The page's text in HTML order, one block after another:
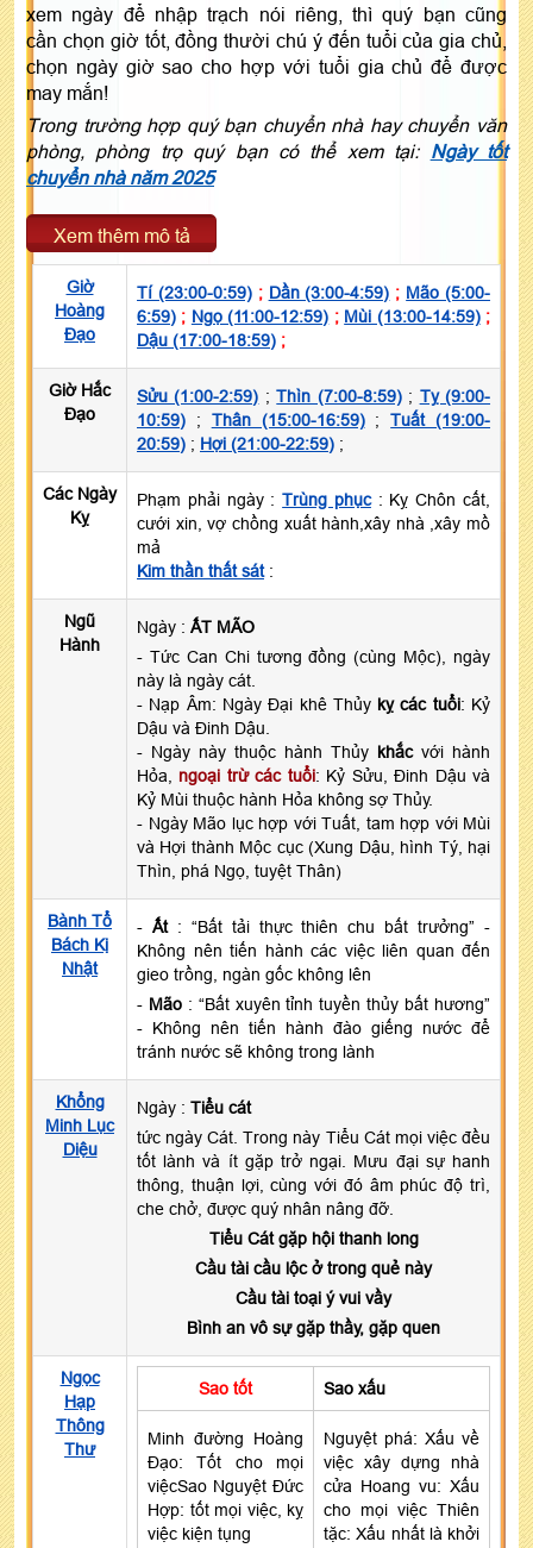
xem ngày để nhập trạch nói riêng, thì quý bạn cũng
cần chọn giờ tốt, đồng thười chú ý đến tuổi của gia chủ,
chọn ngày giờ sao cho hợp với tuổi gia chủ để được
may mắn!
Trong trường hợp quý bạn chuyển nhà hay chuyển văn
phòng, phòng trọ quý bạn có thể xem tại: Ngày tốt
chuyển nhà năm 2025
Xem thêm mô tả
Giờ
Hoàng
Đạo
Tí (23:00-0:59); Dần (3:00-4:59) ; Mão (5:00-
6:59) ; Ngọ (11:00-12:59) ; Mùi (13:00-14:59);
Dậu (17:00-18:59) ;
Giờ Hắc
Đạo
Sửu (1:00-2:59) ;Thìn (7:00-8:59); Tỵ (9:00-
10:59) ; Thân (15:00-16:59);Tuất (19:00-
20:59) ; Hợi (21:00-22:59) ;
Các Ngày
Kỵ
Phạm phải ngày : Trùng phục: Kỵ Chôn cất,
cưới xin, vợ chồng xuất hành,xây nhà ,xây mồ
mả
Kim thần thất sát:
Ngũ
Hành
Ngày : ẤT MÃO
- Tức Can Chi tương đồng (cùng Mộc), ngày
này là ngày cát.
- Nạp Âm: Ngày Đại khê Thủy kỵ các tuổi: Kỷ
Dậu và Đinh Dậu.
- Ngày này thuộc hành Thủy khắcvới hành
Hỏa, ngoại trừ các tuổi: Kỷ Sửu, Đinh Dậu và
Kỷ Mùi thuộc hành Hỏa không sợ Thủy.
- Ngày Mão lục hợp với Tuất, tam hợp với Mùi
và Hợi thành Mộc cục (Xung Dậu, hình Tý, hại
Thìn, phá Ngọ, tuyệt Thân)
Bành Tổ
Bách Kị
Nhật
- Ất: “Bất tải thực thiên chu bất trưởng” -
Không nên tiến hành các việc liên quan đến
gieo trồng, ngàn gốc không lên
- Mão: “Bất xuyên tỉnh tuyền thủy bất hương”
- Không nên tiến hành đào giếng nước để
tránh nước sẽ không trong lành
Khổng
Minh Lục
Diệu
Ngày : Tiểu cát
tức ngày Cát. Trong này Tiểu Cát mọi việc đều
tốt lành và ít gặp trở ngại. Mưu đại sự hanh
thông, thuận lợi, cùng với đó âm phúc độ trì,
che chở, được quý nhân nâng đỡ.
Tiểu Cát gặp hội thanh long
Cầu tài cầu lộc ở trong quẻ này
Cầu tài toại ý vui vầy
Bình an vô sự gặp thầy, gặp quen
Ngọc
Hạp
Thông
Thư
Sao tốt Sao xấu
Minh đường Hoàng
Đạo: Tốt cho mọi
việcSao Nguyệt Đức
Hợp: tốt mọi việc, kỵ
việc kiện tụng
Nguyệt phá: Xấu về
việc xây dựng nhà
cửa Hoang vu: Xấu
cho mọi việc Thiên
tặc: Xấu nhất là khởi